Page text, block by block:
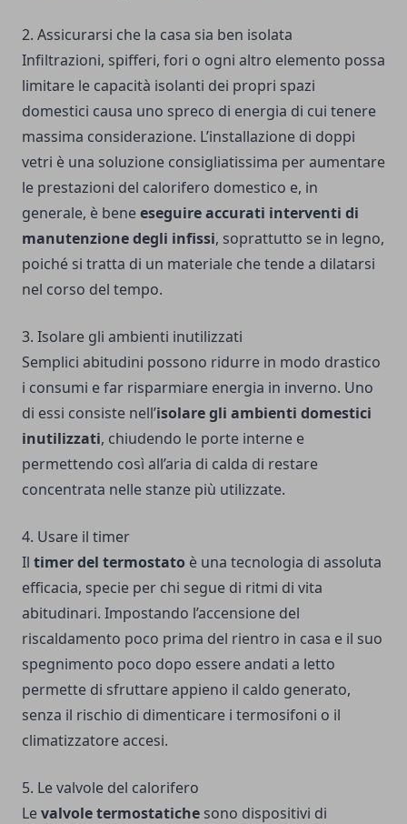
2. Assicurarsi che la casa sia ben isolata
Infiltrazioni, spifferi, fori o ogni altro elemento possa
limitare le capacità isolanti dei propri spazi
domestici causa uno spreco di energia di cui tenere
massima considerazione. L’installazione di doppi
vetri è una soluzione consigliatissima per aumentare
le prestazioni del calorifero domestico e, in
generale, è beneeseguire accurati interventi di
manutenzione degli infissi, soprattutto se in legno,
poiché si tratta di un materiale che tende a dilatarsi
nel corso del tempo.
3. Isolare gli ambienti inutilizzati
Semplici abitudini possono ridurre in modo drastico
i consumi e far risparmiare energia in inverno. Uno
di essi consiste nell’isolare gli ambienti domestici
inutilizzati, chiudendo le porte interne e
permettendo così all’aria di calda di restare
concentrata nelle stanze più utilizzate.
4. Usare il timer
Il timer del termostato è una tecnologia di assoluta
efficacia, specie per chi segue di ritmi di vita
abitudinari. Impostando l’accensione del
riscaldamento poco prima del rientro in casa e il suo
spegnimento poco dopo essere andati a letto
permette di sfruttare appieno il caldo generato,
senza il rischio di dimenticare i termosifoni o il
climatizzatore accesi.
5. Le valvole del calorifero
Levalvole termostatiche sono dispositivi di